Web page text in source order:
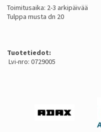
Toimitusaika: 2-3 arkipäivää
Tulppa musta dn 20
Tuotetiedot:
Lvi-nro: 0729005